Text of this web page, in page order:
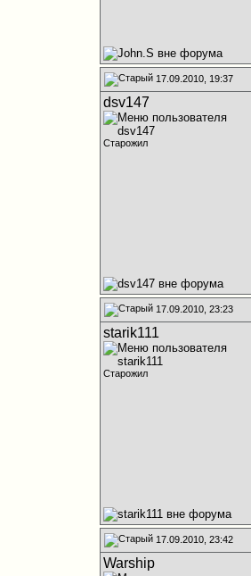
17.09.2010, 19:37
dsv147
Старожил
17.09.2010, 23:23
starik111
Старожил
17.09.2010, 23:42
Warship